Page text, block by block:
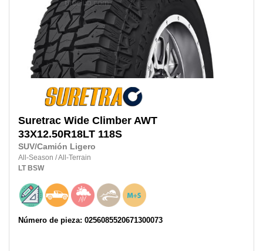
Suretrac Wide Climber AWT
33X12.50R18LT 118S
SUV/Camión Ligero
All-Season /All-Terrain
LT BSW
Número de pieza: 0256085520671300073